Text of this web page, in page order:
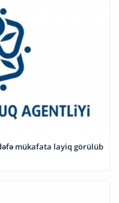
mükafata layiq görülüb